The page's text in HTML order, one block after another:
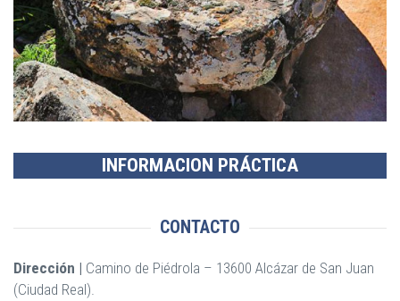
INFORMACION PRÁCTICA
CONTACTO
Dirección | Camino de Piédrola – 13600 Alcázar de San Juan
(Ciudad Real).